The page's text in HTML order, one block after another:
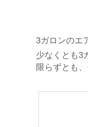
3ガロンのエ
少なくとも3
限らずとも